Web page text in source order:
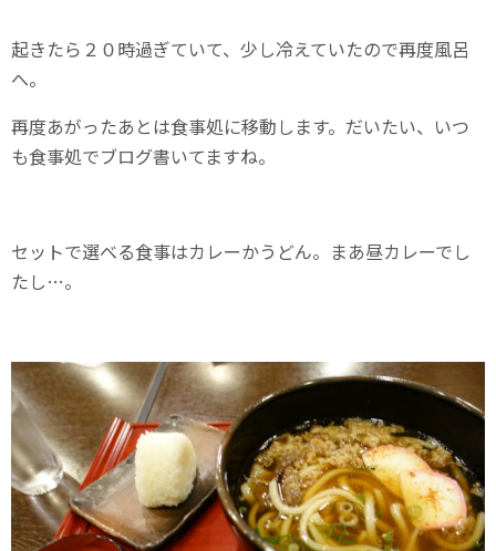
起きたら２０時過ぎていて、少し冷えていたので再度風呂
へ。
再度あがったあとは食事処に移動します。だいたい、いつ
も食事処でブログ書いてますね。
セットで選べる食事はカレーかうどん。まあ昼カレーでし
たし…。